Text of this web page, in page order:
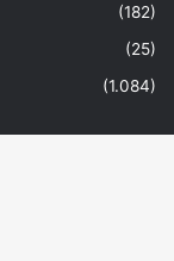
(182)
(25)
(1.084)